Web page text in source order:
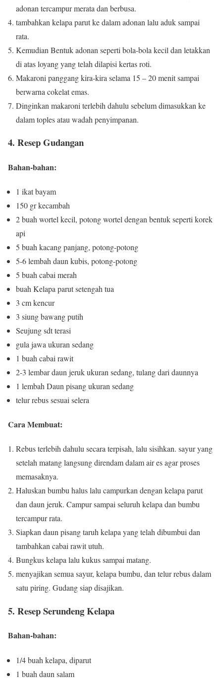
adonan tercampur merata dan berbusa.
tambahkan kelapa parut ke dalam adonan lalu aduk sampai
rata.
Kemudian Bentuk adonan seperti bola-bola kecil dan letakkan
di atas loyang yang telah dilapisi kertas roti.
Makaroni panggang kira-kira selama 15 – 20 menit sampai
berwarna cokelat emas.
Dinginkan makaroni terlebih dahulu sebelum dimasukkan ke
dalam toples atau wadah penyimpanan.
4. Resep Gudangan
Bahan-bahan:
1 ikat bayam
150 gr kecambah
2 buah wortel kecil, potong wortel dengan bentuk seperti korek
api
5 buah kacang panjang, potong-potong
5-6 lembah daun kubis, potong-potong
5 buah cabai merah
buah Kelapa parut setengah tua
3 cm kencur
3 siung bawang putih
Seujung sdt terasi
gula jawa ukuran sedang
1 buah cabai rawit
2-3 lembar daun jeruk ukuran sedang, tulang dari daunnya
1 lembah Daun pisang ukuran sedang
telur rebus sesuai selera
Cara Membuat:
Rebus terlebih dahulu secara terpisah, lalu sisihkan. sayur yang
setelah matang langsung direndam dalam air es agar proses
memasaknya.
Haluskan bumbu halus lalu campurkan dengan kelapa parut
dan daun jeruk. Campur sampai seluruh kelapa dan bumbu
tercampur rata.
Siapkan daun pisang taruh kelapa yang telah dibumbui dan
tambahkan cabai rawit utuh.
Bungkus kelapa lalu kukus sampai matang.
menyajikan semua sayur, kelapa bumbu, dan telur rebus dalam
satu piring. Gudang siap disajikan.
5. Resep Serundeng Kelapa
Bahan-bahan:
1/4 buah kelapa, diparut
1 buah daun salam